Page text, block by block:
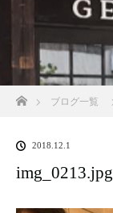
ホームブログ一覧
2018.12.1
img_0213.jpg